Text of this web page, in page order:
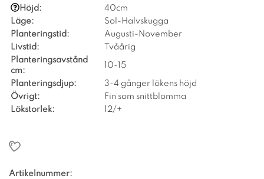
Höjd:
40cm
Läge:
Sol-Halvskugga
Planteringstid:
Augusti-November
Livstid:
Tvåårig
Planteringsavstånd
cm:
10-15
Planteringsdjup:
3-4 gånger lökens höjd
Övrigt:
Fin som snittblomma
Lökstorlek:
12/+
Artikelnummer: